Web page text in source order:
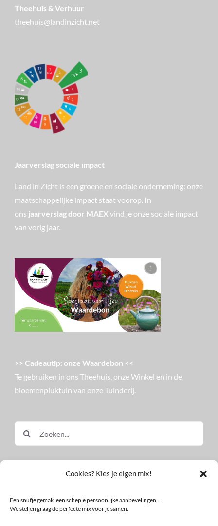
Cookies? Kies je eigen mix!
Een snufje gemak, een schepje persoonlijke aanbevelingen…
We stellen graag de perfecte mix voor je samen.
Theehuis & Verhuur
theehuis@landinzicht.net
Jaarverslag sociale impact
Land in Zicht is een groene en sociale onderneming: onze
maatschappelijke impact staat voorop. In
ons jaarverslag door MAEX vind je onze sociale impact
van vorig jaar.
>> Cadeautip: onze Waardebon <<
Te gebruiken in ons Theehuis, onze Winkel en in de
bloemenpluktuin van onze Tuinderij.